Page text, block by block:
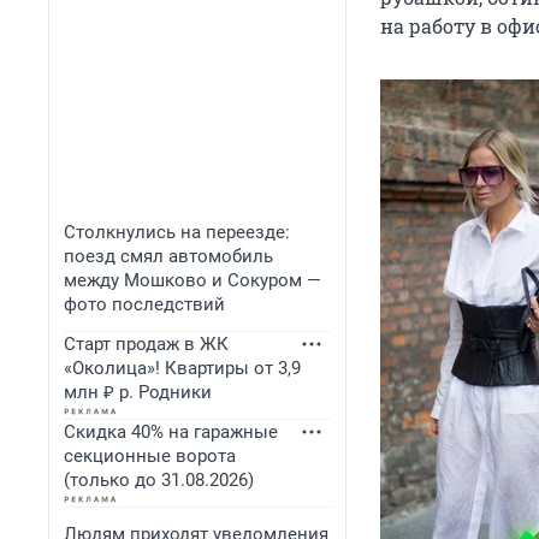
Столкнулись на переезде:
поезд смял автомобиль
между Мошково и Сокуром —
фото последствий
Старт продаж в ЖК
«Околица»! Квартиры от 3,9
млн ₽ р. Родники
Скидка 40% на гаражные
секционные ворота
(только до 31.08.2026)
Людям приходят уведомления
на работу в